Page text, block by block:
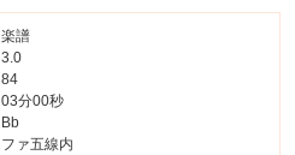
楽譜
3.0
84
03分00秒
Bb
ファ五線内